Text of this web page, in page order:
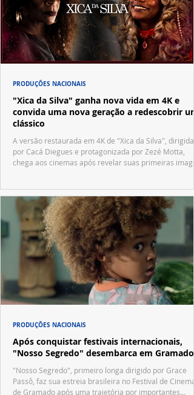
"Xica da Silva" ganha nova vida em 4K e
convida uma nova geração a redescobrir um
clássico
A versão restaurada em 4K de "Xica da Silva", dirigida
por Cacá Diegues e protagonizada por Zezé Motta,
chega aos cinemas após revelar suas primeiras
PRODUÇÕES NACIONAIS
Após conquistar festivais internacionais,
"Nosso Segredo" desembarca em Gramado
"Nosso Segredo", primeiro longa dirigido por Grace
Passô, faz sua estreia brasileira no Festival de Cinema
de Gramado após uma trajetória por importantes
PRODUÇÕES NACIONAIS